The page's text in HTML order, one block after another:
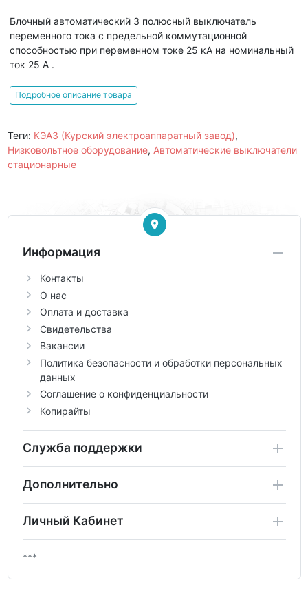
Блочный автоматический 3 полюсный выключатель
переменного тока с предельной коммутационной
способностью при переменном токе 25 кА на номинальный
ток 25 А .
Подробное описание товара
Теги: КЭАЗ (Курский электроаппаратный завод),
Низковольтное оборудование, Автоматические выключатели
стационарные
Информация
Контакты
О нас
Оплата и доставка
Свидетельства
Вакансии
Политика безопасности и обработки персональных
данных
Соглашение о конфиденциальности
Копирайты
Служба поддержки
Дополнительно
Личный Кабинет
***